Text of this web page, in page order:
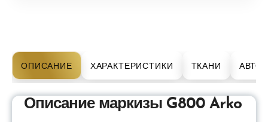
ОПИСАНИЕ ХАРАКТЕРИСТИКИ ТКАНИ
Описание маркизы G800 Arko